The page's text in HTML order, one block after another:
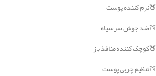
🍑نرم کننده پوست
🍑ضد جوش سرسیاه
🍑کوچک کننده منافذ باز
🍑تنظیم چربی پوست